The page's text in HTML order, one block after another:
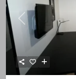
Previous